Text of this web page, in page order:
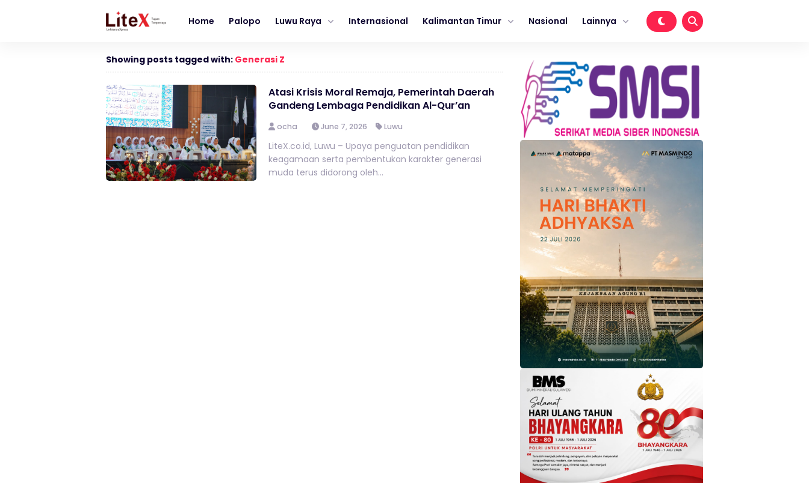
Home Palopo Luwu Raya Internasional Kalimantan Timur Nasional Lainnya
Showing posts tagged with: Generasi Z
Atasi Krisis Moral Remaja, Pemerintah Daerah
Gandeng Lembaga Pendidikan Al-Qur’an
ocha June 7, 2026 Luwu
LiteX.co.id, Luwu – Upaya penguatan pendidikan
keagamaan serta pembentukan karakter generasi
muda terus didorong oleh...